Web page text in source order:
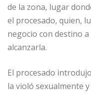
de la zona, lugar
el procesado, quien,
negocio con destino
alcanzarla.
El procesado
la violó sexualmente